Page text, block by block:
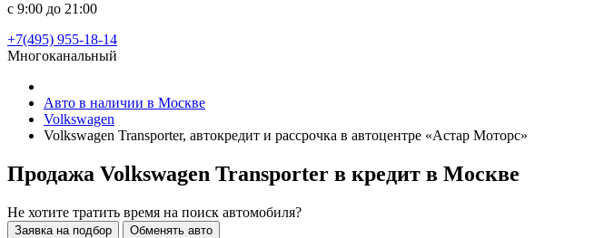
с 9:00 до 21:00
+7(495) 955-18-14
Многоканальный
Авто в наличии в Москве
Volkswagen
Volkswagen Transporter, автокредит и рассрочка в автоцентре «Астар Моторс»
Продажа Volkswagen Transporter в кредит в Москве
Не хотите тратить время на поиск автомобиля?
Заявка на подбор Обменять авто